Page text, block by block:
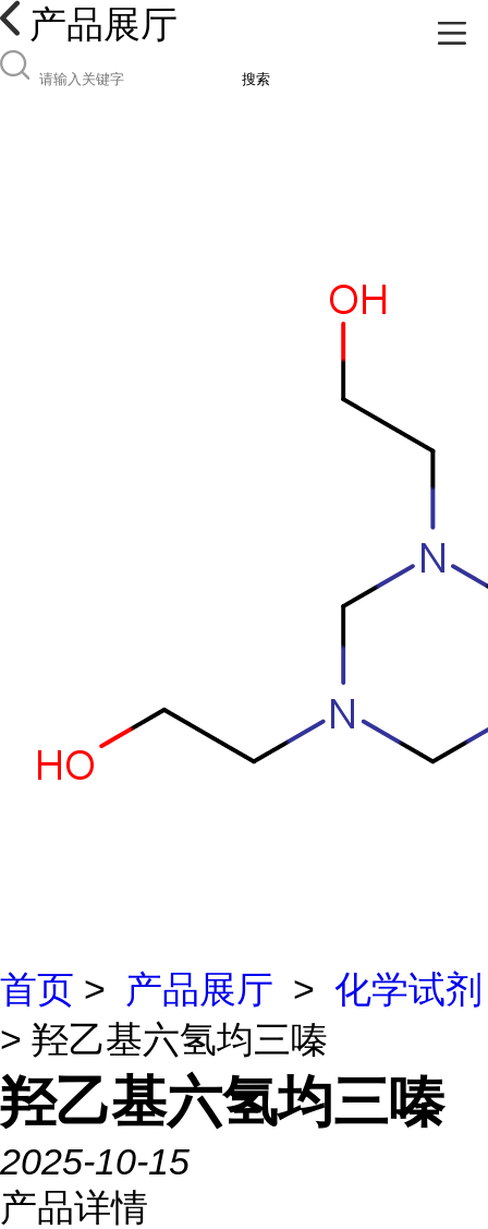
产品展厅
搜索
首页 > 产品展厅 > 化学试剂
> 羟乙基六氢均三嗪
羟乙基六氢均三嗪
2025-10-15
产品详情